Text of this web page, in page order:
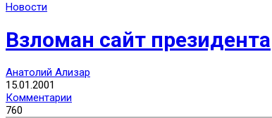
Новости
Взломан сайт президента
Анатолий Ализар
15.01.2001
Комментарии
760